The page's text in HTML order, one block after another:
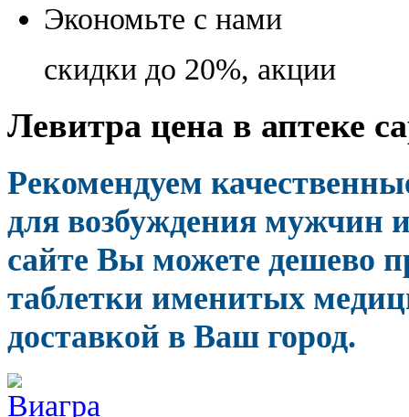
Экономьте с нами
скидки до 20%, акции
Левитра цена в аптеке
Рекомендуем
для возбуждения мужчин
сайте Вы можете дешево
таблетки именитых
доставкой в Ваш город.